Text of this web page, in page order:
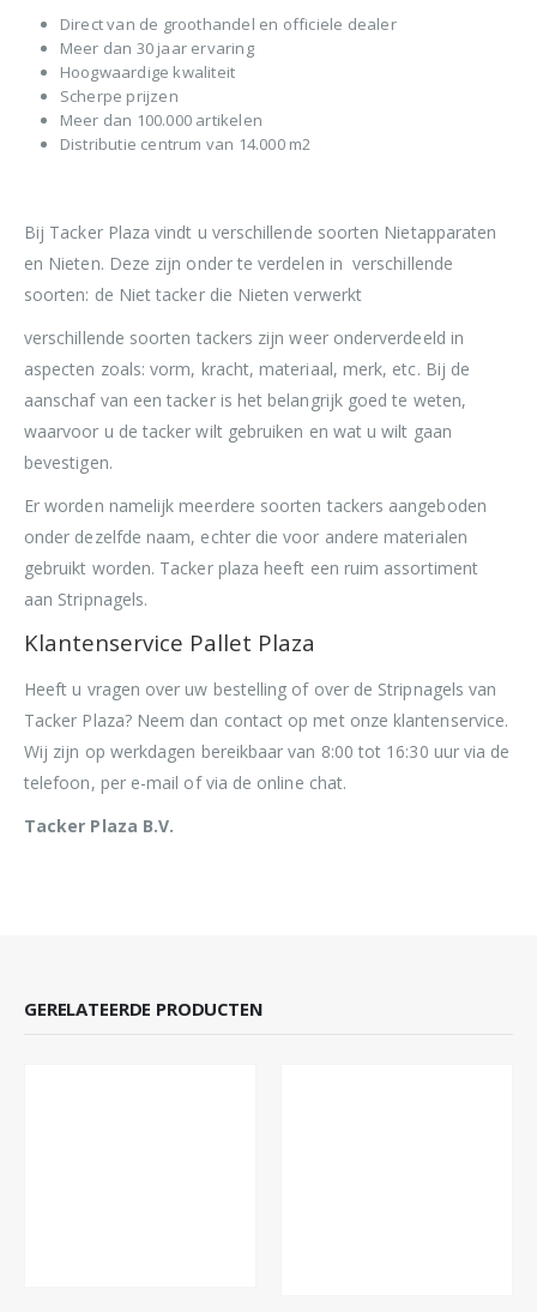
Direct van de groothandel en officiele dealer
Meer dan 30 jaar ervaring
Hoogwaardige kwaliteit
Scherpe prijzen
Meer dan 100.000 artikelen
Distributie centrum van 14.000 m2
Bij Tacker Plaza vindt u verschillende soorten Nietapparaten
en Nieten. Deze zijn onder te verdelen in verschillende
soorten: de Niet tacker die Nieten verwerkt
verschillende soorten tackers zijn weer onderverdeeld in
aspecten zoals: vorm, kracht, materiaal, merk, etc. Bij de
aanschaf van een tacker is het belangrijk goed te weten,
waarvoor u de tacker wilt gebruiken en wat u wilt gaan
bevestigen.
Er worden namelijk meerdere soorten tackers aangeboden
onder dezelfde naam, echter die voor andere materialen
gebruikt worden. Tacker plaza heeft een ruim assortiment
aan Stripnagels.
Klantenservice Pallet Plaza
Heeft u vragen over uw bestelling of over de Stripnagels van
Tacker Plaza? Neem dan contact op met onze klantenservice.
Wij zijn op werkdagen bereikbaar van 8:00 tot 16:30 uur via de
telefoon, per e-mail of via de online chat.
Tacker Plaza B.V.
GERELATEERDE PRODUCTEN